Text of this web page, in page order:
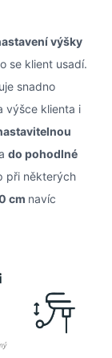
výšky
se klient usadí.
snadno
výšce klienta i
do pohodlné
při některých
cm navíc